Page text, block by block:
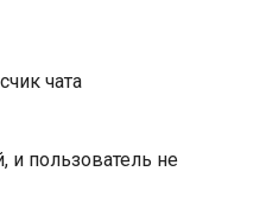
чата
пользователь не